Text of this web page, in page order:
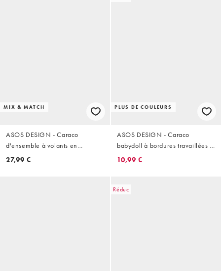
MIX & MATCH
ASOS DESIGN - Caraco
d'ensemble à volants en
mousseline stretch - Truffe
27,99 €
PLUS DE COULEURS
ASOS DESIGN - Caraco
babydoll à bordures travaillées -
Babeurre
10,99 €
Réduc